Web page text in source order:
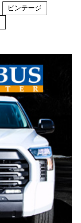
ビンテージ